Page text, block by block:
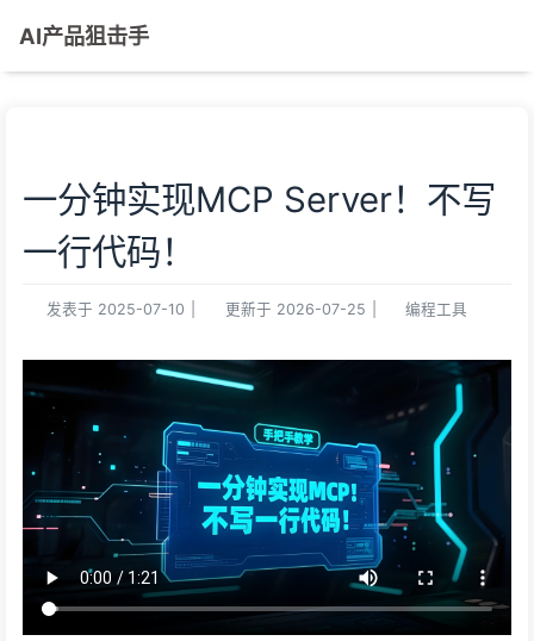
AI产品狙击手
一分钟实现MCP Server！不写
一行代码！
发表于 2025-07-10 更新于 2026-07-25 编程工具